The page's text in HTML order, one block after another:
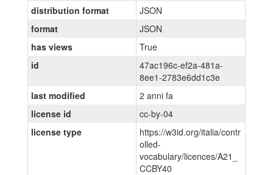
distribution format
JSON
format
JSON
has views
True
id
47ac196c-ef2a-481a-
8ee1-2783e6dd1c3e
last modified
2 anni fa
license id
cc-by-04
license type
https://w3id.org/italia/contr
olled-
vocabulary/licences/A21_
CCBY40